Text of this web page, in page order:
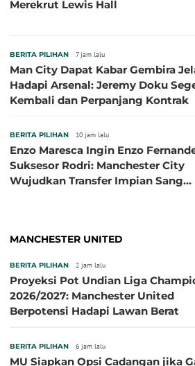
Merekrut Lewis Hall
BERITA PILIHAN 7 jam lalu
Man City Dapat Kabar Gembira
Hadapi Arsenal: Jeremy Doku
Kembali dan Perpanjang Kontrak
BERITA PILIHAN 10 jam lalu
Enzo Maresca Ingin Enzo
Suksesor Rodri: Manchester City
Wujudkan Transfer Impian Sang
MANCHESTER UNITED
BERITA PILIHAN 2 jam lalu
Proyeksi Pot Undian Liga
2026/2027: Manchester United
Berpotensi Hadapi Lawan Berat
BERITA PILIHAN 6 jam lalu
MU Siapkan Opsi Cadangan jika